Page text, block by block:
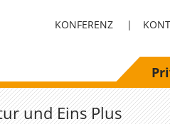
KONFERENZ |
und Eins Plus